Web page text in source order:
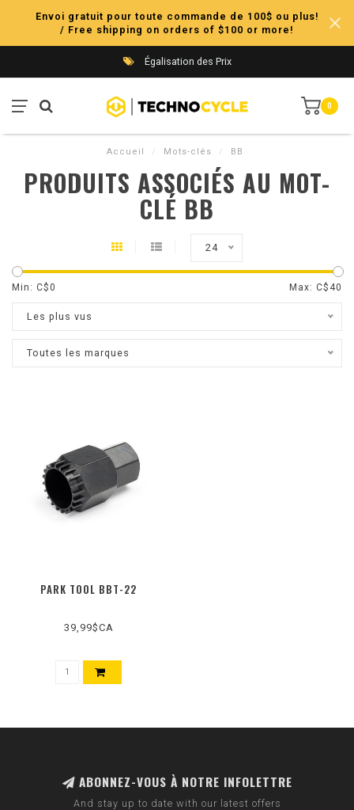
Envoi gratuit pour toute commande de 100$ ou plus!
/ Free shipping on orders of $100 or more!
Égalisation des Prix
0
Accueil / Mots-clés / BB
PRODUITS ASSOCIÉS AU MOT-
CLÉ BB
24
Min: C$0 Max: C$ 40
Les plus vus
Toutes les marques
PARK TOOL BBT-22
39,99$CA
ABONNEZ-VOUS À NOTRE INFOLETTRE
And stay up to date with our latest offers